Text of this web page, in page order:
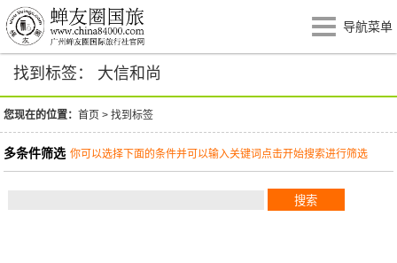
导航菜单
找到标签： 大信和尚
您现在的位置：首页 >找到标签
多条件筛选 你可以选择下面的条件并可以输入关键词点击开始搜索进行筛选